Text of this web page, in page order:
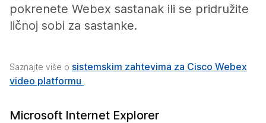
pokrenete Webex sastanak ili se pridružite
ličnoj sobi za sastanke.
Saznajte više o sistemskim zahtevima za Cisco Webex
video platformu
Microsoft Internet Explorer